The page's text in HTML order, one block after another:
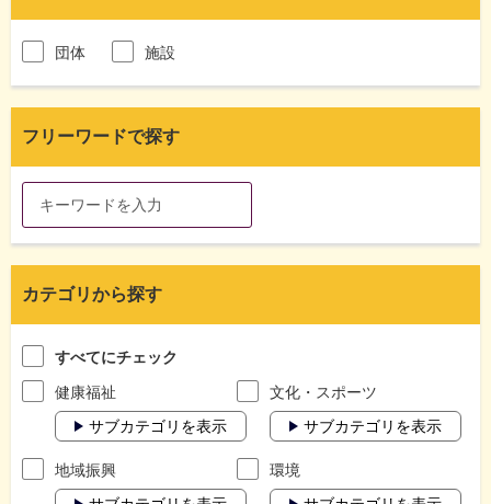
団体 施設
フリーワードで探す
カテゴリから探す
すべてにチェック
健康福祉
サブカテゴリを表示
文化・スポーツ
サブカテゴリを表示
地域振興
環境